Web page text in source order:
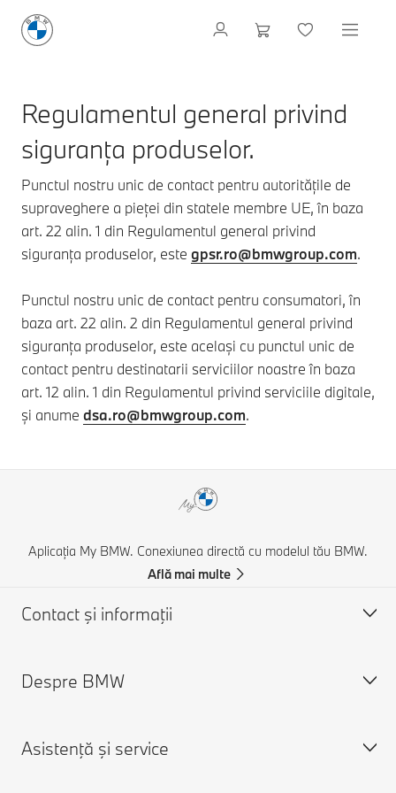
Regulamentul general privind
siguranța produselor.
Punctul nostru unic de contact pentru autoritățile de
supraveghere a pieței din statele membre UE, în baza
art. 22 alin. 1 din Regulamentul general privind
siguranța produselor, este gpsr.ro@bmwgroup.com.
Punctul nostru unic de contact pentru consumatori, în
baza art. 22 alin. 2 din Regulamentul general privind
siguranța produselor, este același cu punctul unic de
contact pentru destinatarii serviciilor noastre în baza
art. 12 alin. 1 din Regulamentul privind serviciile digitale,
și anume dsa.ro@bmwgroup.com.
Aplicația My BMW. Conexiunea directă cu modelul tău BMW.
Află mai multe
Contact şi informaţii
Asistență și Contact
Caută un partener BMW
Despre BMW
Despre noi
Asistenţă şi service